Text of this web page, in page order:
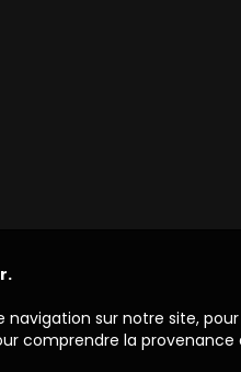
sur notre site,
comprendre la provenance